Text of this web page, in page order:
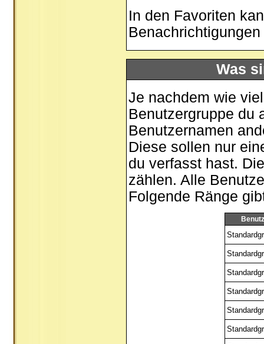
In den Favoriten
Was
Je nachdem wie
Benutzergruppe du
Benutzernamen
Diese sollen nur
du verfasst hast.
zählen. Alle
Folgende Ränge